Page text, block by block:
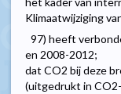
Klimaatwijziging
97) heeft
en 2008-2012;
dat CO2 bij deze
(uitgedrukt in